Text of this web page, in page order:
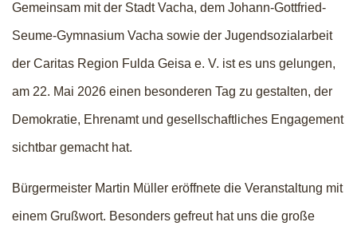
Gemeinsam mit der Stadt Vacha, dem Johann-Gottfried-
Seume-Gymnasium Vacha sowie der Jugendsozialarbeit
der Caritas Region Fulda Geisa e. V. ist es uns gelungen,
am 22. Mai 2026 einen besonderen Tag zu gestalten, der
Demokratie, Ehrenamt und gesellschaftliches Engagement
sichtbar gemacht hat.
Bürgermeister Martin Müller eröffnete die Veranstaltung mit
einem Grußwort. Besonders gefreut hat uns die große